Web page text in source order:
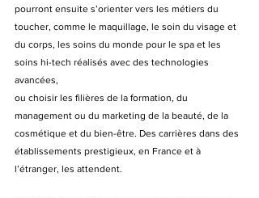
pourront ensuite s’orienter vers les métiers du
toucher, comme le maquillage, le soin du visage et
du corps, les soins du monde pour le spa et les
soins hi-tech réalisés avec des technologies
avancées,
ou choisir les filières de la formation, du
management ou du marketing de la beauté, de la
cosmétique et du bien-être. Des carrières dans des
établissements prestigieux, en France et à
l’étranger, les attendent.